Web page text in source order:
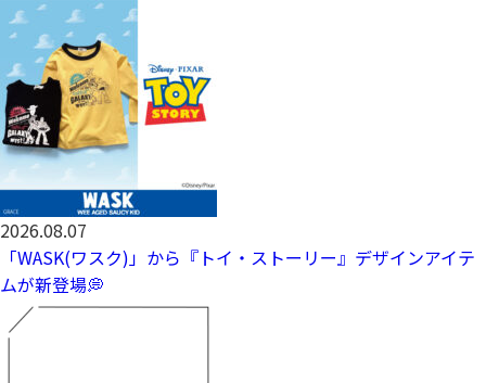
2026.08.07
「WASK(ワスク)」から『トイ・ストーリー』デザインアイテ
ムが新登場💭